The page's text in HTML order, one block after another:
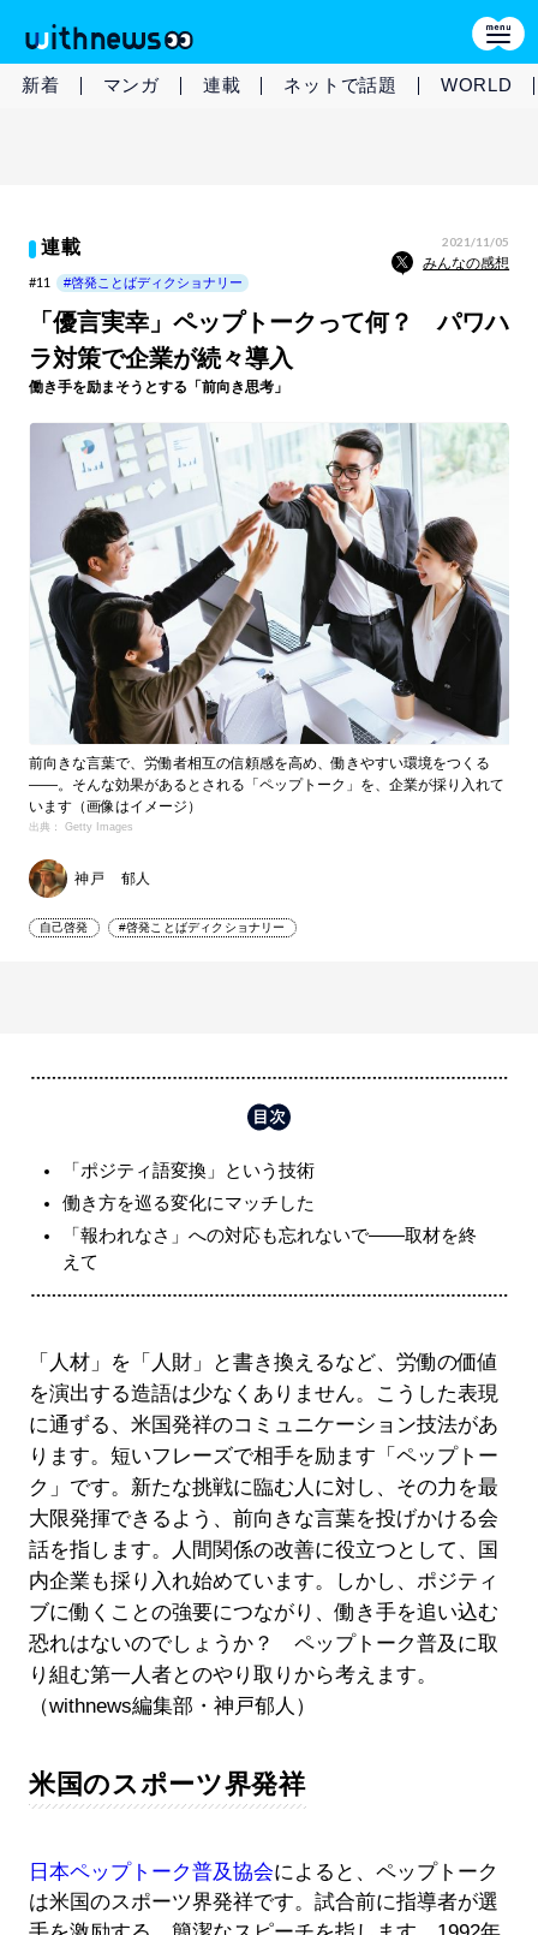
新着 マンガ 連載 ネットで話題 WORLD
連載 2021/11/05
みんなの感想
#11 #啓発ことばディクショナリー
「優言実幸」ペップトークって何？ パワハ
ラ対策で企業が続々導入
働き手を励まそうとする「前向き思考」
前向きな言葉で、労働者相互の信頼感を高め、働きやすい環境をつくる
――。そんな効果があるとされる「ペップトーク」を、企業が採り入れて
います（画像はイメージ）
出典： Getty Images
神戸 郁人
自己啓発 #啓発ことばディクショナリー
「ポジティ語変換」という技術
働き方を巡る変化にマッチした
「報われなさ」への対応も忘れないで――取材を終
えて
「人材」を「人財」と書き換えるなど、労働の価値
を演出する造語は少なくありません。こうした表現
に通ずる、米国発祥のコミュニケーション技法があ
ります。短いフレーズで相手を励ます「ペップトー
ク」です。新たな挑戦に臨む人に対し、その力を最
大限発揮できるよう、前向きな言葉を投げかける会
話を指します。人間関係の改善に役立つとして、国
内企業も採り入れ始めています。しかし、ポジティ
ブに働くことの強要につながり、働き手を追い込む
恐れはないのでしょうか？ ペップトーク普及に取
り組む第一人者とのやり取りから考えます。
（withnews編集部・神戸郁人）
米国のスポーツ界発祥
日本ペップトーク普及協会によると、ペップトーク
は米国のスポーツ界発祥です。試合前に指導者が選